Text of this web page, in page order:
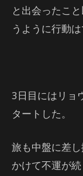
と出会ったこ
うように行動は
3日目にはリョ
タートした。
旅も中盤に差
かけて不運が